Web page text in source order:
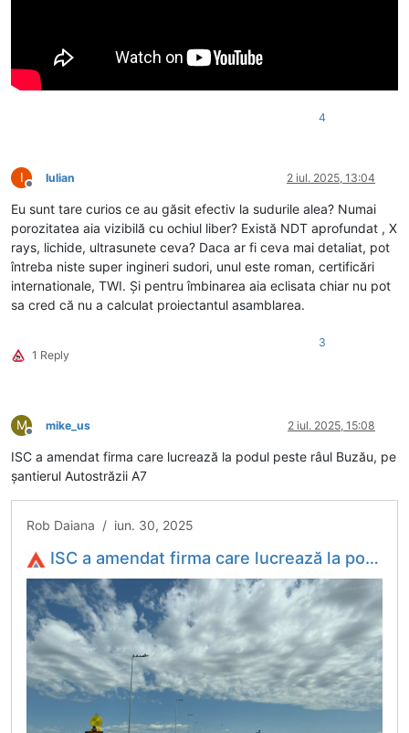
4
I
Deconectat
Iulian 2 iul. 2025, 13:04
Eu sunt tare curios ce au găsit efectiv la sudurile alea? Numai
porozitatea aia vizibilă cu ochiul liber? Există NDT aprofundat , X
rays, lichide, ultrasunete ceva? Daca ar fi ceva mai detaliat, pot
întreba niste super ingineri sudori, unul este roman, certificări
internationale, TWI. Și pentru îmbinarea aia eclisata chiar nu pot
sa cred că nu a calculat proiectantul asamblarea.
1 Reply
3
M
Deconectat
mike_us 2 iul. 2025, 15:08
ISC a amendat firma care lucrează la podul peste râul Buzău, pe
șantierul Autostrăzii A7
Rob Daiana / iun. 30, 2025
ISC a amendat firma care lucrează la podul peste râul Buzău, pe șantierul Autostrăzii A7